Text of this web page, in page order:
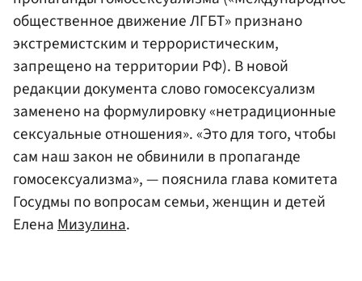
общественное движение ЛГБТ» признано
экстремистским и террористическим,
запрещено на территории РФ). В новой
редакции документа слово гомосексуализм
заменено на формулировку «нетрадиционные
сексуальные отношения». «Это для того, чтобы
сам наш закон не обвинили в пропаганде
гомосексуализма», — пояснила глава комитета
Госудмы по вопросам семьи, женщин и детей
ЕленаМизулина.